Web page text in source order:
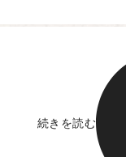
続きを読む